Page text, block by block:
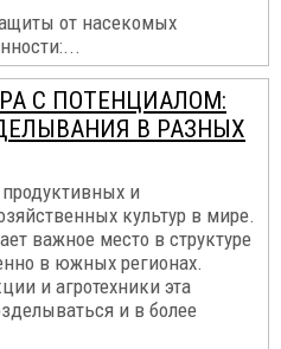
от насекомых
С ПОТЕНЦИАЛОМ:
В РАЗНЫХ
и
культур в мире.
важное место в структуре
в южных регионах.
и агротехники эта
и в более